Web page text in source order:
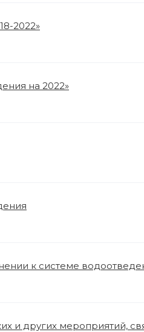
2022»
на 2022»
к системе
и других мероприятий,